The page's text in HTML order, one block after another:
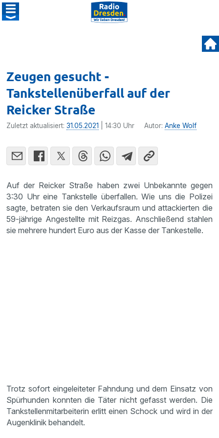
Zeugen gesucht -
Tankstellenüberfall auf der
Reicker Straße
Zuletzt aktualisiert:31.05.2021 | 14:30 Uhr Autor:Anke Wolf
Auf der Reicker Straße haben zwei Unbekannte gegen
3:30 Uhr eine Tankstelle überfallen. Wie uns die Polizei
sagte, betraten sie den Verkaufsraum und attackierten die
59-jährige Angestellte mit Reizgas. Anschließend stahlen
sie mehrere hundert Euro aus der Kasse der Tankestelle.
Trotz sofort eingeleiteter Fahndung und dem Einsatz von
Spürhunden konnten die Täter nicht gefasst werden. Die
Tankstellenmitarbeiterin erlitt einen Schock und wird in der
Augenklinik behandelt.